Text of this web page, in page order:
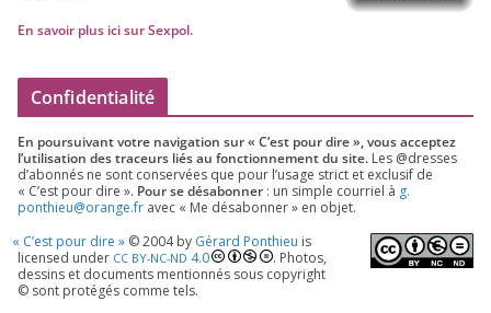
En savoir plus ici sur Sexpol.
Confidentialité
En pour­sui­vant votre navi­ga­tion sur « C’est pour dire », vous accep­tez
l’utilisation des tra­ceurs liés au fonc­tion­ne­ment du site. Les @dresses
d’a­bon­nés ne sont conser­vées que pour l’u­sage strict et exclu­sif de
« C’est pour dire ». Pour se désa­bon­ner : un simple cour­riel à g.​
ponthieu@​orange.​fr avec « Me désa­bon­ner » en objet.
« C’est pour dire » ©2004by Gérard Ponthieu is
licen­sed under CC BY-NC-ND 4.0
. Photos,
des­sins et docu­ments men­tion­nés sous copy­right
© sont pro­té­gés comme tels.